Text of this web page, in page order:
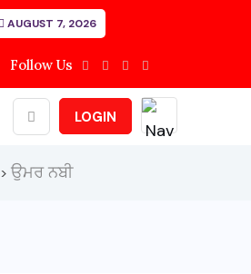
AUGUST 7, 2026
Follow Us
LOGIN
> ਉਮਰ ਨਬੀ